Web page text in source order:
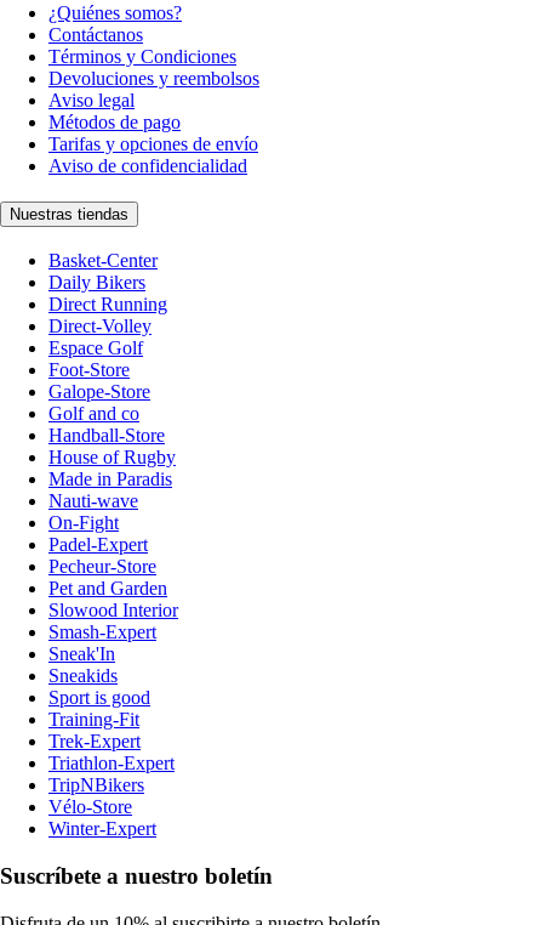
¿Quiénes somos?
Contáctanos
Términos y Condiciones
Devoluciones y reembolsos
Aviso legal
Métodos de pago
Tarifas y opciones de envío
Aviso de confidencialidad
Nuestras tiendas
Basket-Center
Daily Bikers
Direct Running
Direct-Volley
Espace Golf
Foot-Store
Galope-Store
Golf and co
Handball-Store
House of Rugby
Made in Paradis
Nauti-wave
On-Fight
Padel-Expert
Pecheur-Store
Pet and Garden
Slowood Interior
Smash-Expert
Sneak'In
Sneakids
Sport is good
Training-Fit
Trek-Expert
Triathlon-Expert
TripNBikers
Vélo-Store
Winter-Expert
Suscríbete a nuestro boletín